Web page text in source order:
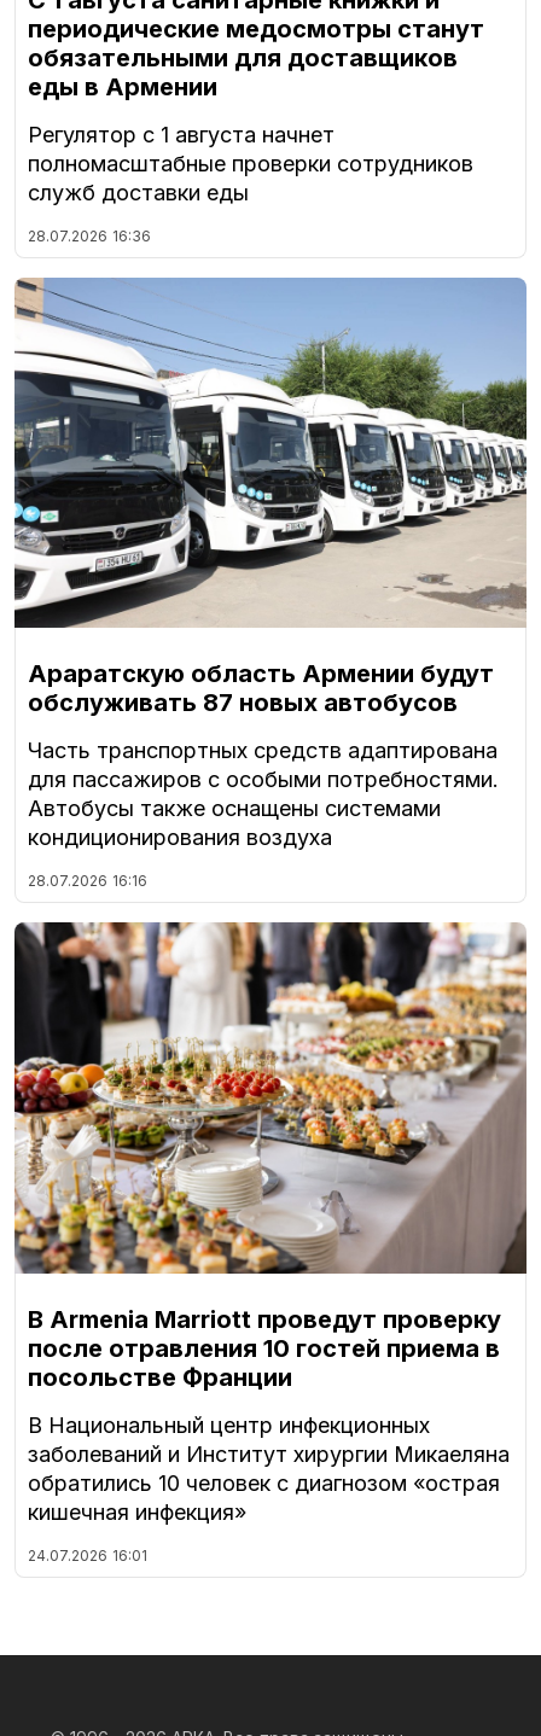
периодические медосмотры станут
обязательными для доставщиков
еды в Армении
Регулятор с 1 августа начнет
полномасштабные проверки сотрудников
служб доставки еды
28.07.2026 16:36
Араратскую область Армении будут
обслуживать 87 новых автобусов
Часть транспортных средств адаптирована
для пассажиров с особыми потребностями.
Автобусы также оснащены системами
кондиционирования воздуха
28.07.2026 16:16
В Armenia Marriott проведут проверку
после отравления 10 гостей приема в
посольстве Франции
В Национальный центр инфекционных
заболеваний и Институт хирургии Микаеляна
обратились 10 человек с диагнозом «острая
кишечная инфекция»
24.07.2026 16:01